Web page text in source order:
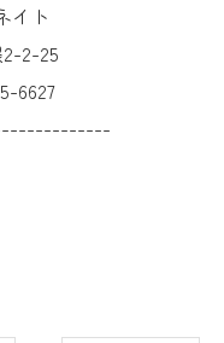
イト
2-25
6627